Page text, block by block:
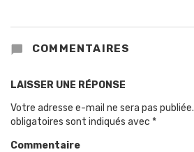
COMMENTAIRES
LAISSER UNE RÉPONSE
Votre adresse e-mail ne sera pas publiée.
obligatoires sont indiqués avec *
Commentaire